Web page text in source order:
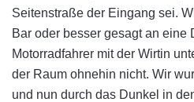
Seitenstraße der Eingang sei.
Bar oder besser gesagt an eine
Motorradfahrer mit der Wirtin
der Raum ohnehin nicht. Wir
und nun durch das Dunkel in